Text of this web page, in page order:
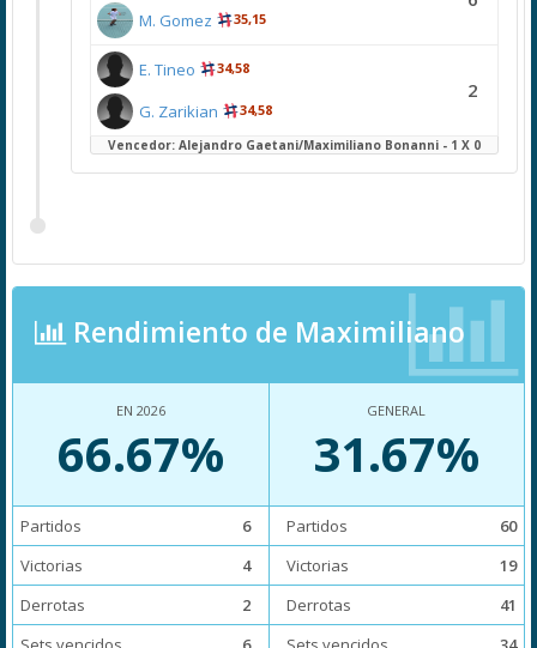
M. Gomez 35,15
E. Tineo 34,58
G. Zarikian 34,58
2
Vencedor: Alejandro Gaetani/Maximiliano Bonanni - 1 X 0
Rendimiento de Maximiliano
EN 2026
66.67%
Partidos
6
Victorias
4
Derrotas
2
GENERAL
31.67%
Partidos
60
Victorias
19
Derrotas
41